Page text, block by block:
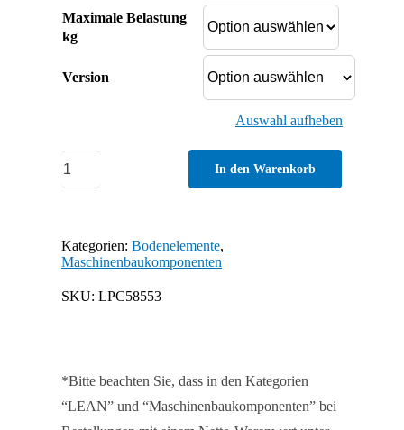
Maximale Belastung
kg
Version
Auswahl aufheben
Teller
PA
Gelenkstellfüße,
Kugel
10
In den Warenkorb
Kategorien: Bodenelemente,
Maschinenbaukomponenten
SKU: LPC58553
*Bitte beachten Sie, dass in den Kategorien
“LEAN” und “Maschinenbaukomponenten” bei